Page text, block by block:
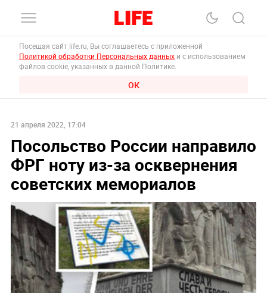
Посещая сайт life.ru, Вы соглашаетесь с приложенной
Политикой обработки Персональных данных и с использованием
файлов cookie, указанных в данной Политике.
ОК
21 апреля 2022, 17:04
Посольство России направило
ФРГ ноту из-за осквернения
советских мемориалов